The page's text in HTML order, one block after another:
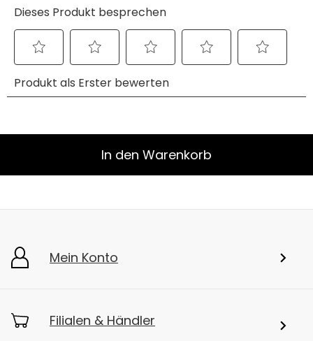
In den Warenkorb
Mein Konto
Filialen & Händler